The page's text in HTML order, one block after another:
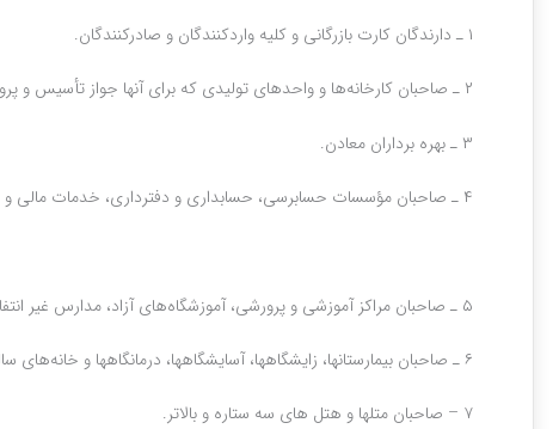
۱ ـ دارندگان کارت بازرگانی و کلیه واردکنندگان و صادرکنندگان‌.
۲ ـ صاحبان کارخانه‌ها و واحدهای تولیدی که برای آنها جواز تأسیس و پروانه بهره‌برداری از وزارتخانه ذیربط صادر شده یا می‌شود.
۳ ـ بهره برداران معادن‌.
۴ ـ صاحبان مؤسسات حسابرسی‌، حسابداری و دفترداری‌، خدمات مالی و ارائه دهندگان خدمات مدیریتی‌، مشاوره‌ای‌، انفورماتیک‌، رایانه‌ای اعم از سخت ‌افزاری و نرم ‌افزاری و طراحی‌سیستم‌.
۵ ـ صاحبان مراکز آموزشی و پرورشی‌، آموزشگاه‌های آزاد، مدارس غیر انتفاعی‌، دانشگاه‌ها و مراکز آموزش عالی‌.
۶ ـ صاحبان بیمارستانها، زایشگاهها، آسایشگاهها، درمانگاهها و خانه‌های سالمندان‌.
۷ – صاحبان متلها و هتل های سه ستاره و بالاتر.